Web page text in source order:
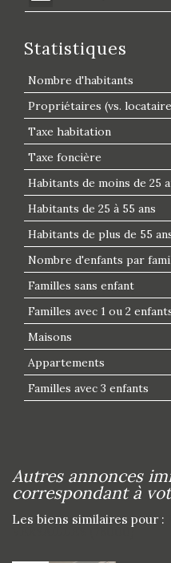
Statistiques
Nombre d'habitants
Propriétaires (vs.
Taxe habitation
Taxe foncière
Habitants de moins de 25
Habitants de 25 à 55 ans
Habitants de plus de 55
Nombre d'enfants par
Familles sans enfant
Familles avec 1 ou 2
Maisons
Appartements
Familles avec 3 enfants
autres annonces immobilières
correspondant à
Les biens similaires pour :
VERSAILLES (78000)